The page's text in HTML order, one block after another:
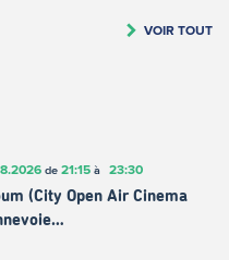
VOIR TOUT
de 21:15à 23:30
(City Open Air Cinema